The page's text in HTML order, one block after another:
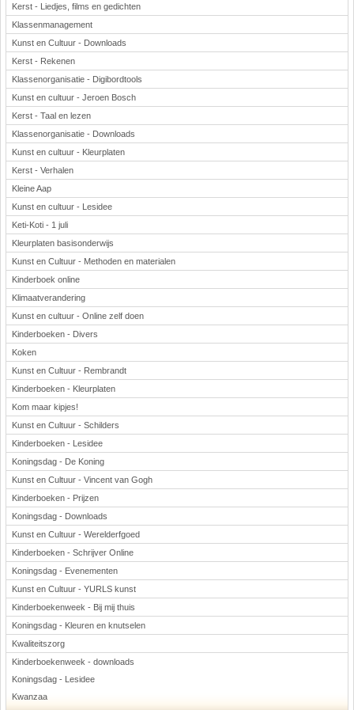
Kerst - Liedjes, films en gedichten
Klassenmanagement
Kunst en Cultuur - Downloads
Kerst - Rekenen
Klassenorganisatie - Digibordtools
Kunst en cultuur - Jeroen Bosch
Kerst - Taal en lezen
Klassenorganisatie - Downloads
Kunst en cultuur - Kleurplaten
Kerst - Verhalen
Kleine Aap
Kunst en cultuur - Lesidee
Keti-Koti - 1 juli
Kleurplaten basisonderwijs
Kunst en Cultuur - Methoden en materialen
Kinderboek online
Klimaatverandering
Kunst en cultuur - Online zelf doen
Kinderboeken - Divers
Koken
Kunst en Cultuur - Rembrandt
Kinderboeken - Kleurplaten
Kom maar kipjes!
Kunst en Cultuur - Schilders
Kinderboeken - Lesidee
Koningsdag - De Koning
Kunst en Cultuur - Vincent van Gogh
Kinderboeken - Prijzen
Koningsdag - Downloads
Kunst en Cultuur - Werelderfgoed
Kinderboeken - Schrijver Online
Koningsdag - Evenementen
Kunst en Cultuur - YURLS kunst
Kinderboekenweek - Bij mij thuis
Koningsdag - Kleuren en knutselen
Kwaliteitszorg
Kinderboekenweek - downloads
Koningsdag - Lesidee
Kwanzaa